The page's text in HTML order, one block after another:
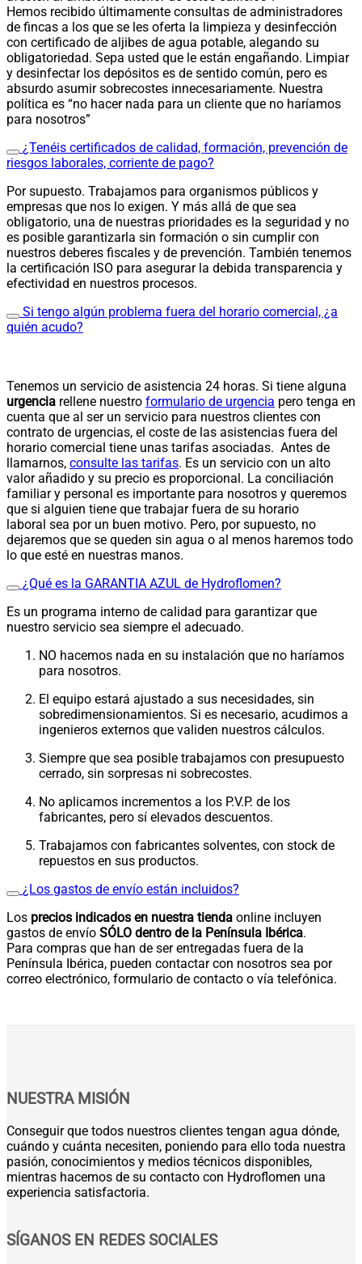
Hemos recibido últimamente consultas de administradores
de fincas a los que se les oferta la limpieza y desinfección
con certificado de aljibes de agua potable, alegando su
obligatoriedad. Sepa usted que le están engañando. Limpiar
y desinfectar los depósitos es de sentido común, pero es
absurdo asumir sobrecostes innecesariamente. Nuestra
política es “no hacer nada para un cliente que no haríamos
para nosotros”
¿Tenéis certificados de calidad, formación, prevención de
riesgos laborales, corriente de pago?
Por supuesto. Trabajamos para organismos públicos y
empresas que nos lo exigen. Y más allá de que sea
obligatorio, una de nuestras prioridades es la seguridad y no
es posible garantizarla sin formación o sin cumplir con
nuestros deberes fiscales y de prevención. También tenemos
la certificación ISO para asegurar la debida transparencia y
efectividad en nuestros procesos.
Si tengo algún problema fuera del horario comercial, ¿a
quién acudo?
Tenemos un servicio de asistencia 24 horas. Si tiene alguna
urgencia rellene nuestro formulario de urgencia pero tenga en
cuenta que al ser un servicio para nuestros clientes con
contrato de urgencias, el coste de las asistencias fuera del
horario comercial tiene unas tarifas asociadas. Antes de
llamarnos, consulte las tarifas. Es un servicio con un alto
valor añadido y su precio es proporcional. La conciliación
familiar y personal es importante para nosotros y queremos
que si alguien tiene que trabajar fuera de su horario
laboral sea por un buen motivo. Pero, por supuesto, no
dejaremos que se queden sin agua o al menos haremos todo
lo que esté en nuestras manos.
¿Qué es la GARANTIA AZUL de Hydroflomen?
Es un programa interno de calidad para garantizar que
nuestro servicio sea siempre el adecuado.
NO hacemos nada en su instalación que no haríamos
para nosotros.
El equipo estará ajustado a sus necesidades, sin
sobredimensionamientos. Si es necesario, acudimos a
ingenieros externos que validen nuestros cálculos.
Siempre que sea posible trabajamos con presupuesto
cerrado, sin sorpresas ni sobrecostes.
No aplicamos incrementos a los P.V.P. de los
fabricantes, pero sí elevados descuentos.
Trabajamos con fabricantes solventes, con stock de
repuestos en sus productos.
¿Los gastos de envío están incluidos?
Los precios indicados en nuestra tienda online incluyen
gastos de envío SÓLO dentro de la Península Ibérica.
Para compras que han de ser entregadas fuera de la
Península Ibérica, pueden contactar con nosotros sea por
correo electrónico, formulario de contacto o vía telefónica.
NUESTRA MISIÓN
Conseguir que todos nuestros clientes tengan agua dónde,
cuándo y cuánta necesiten, poniendo para ello toda nuestra
pasión, conocimientos y medios técnicos disponibles,
mientras hacemos de su contacto con Hydroflomen una
experiencia satisfactoria.
SÍGANOS EN REDES SOCIALES